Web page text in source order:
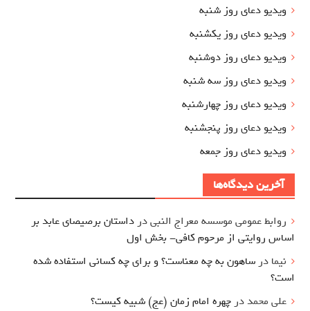
ویدیو دعای روز شنبه
ویدیو دعای روز یکشنبه
ویدیو دعای روز دوشنبه
ویدیو دعای روز سه شنبه
ویدیو دعای روز چهارشنبه
ویدیو دعای روز پنجشنبه
ویدیو دعای روز جمعه
آخرین دیدگاه‌ها
روابط عمومی موسسه معراج النبیدر داستان برصیصای عابد بر
اساس روایتی از مرحوم کافی- بخش اول
نیما در ساهون به چه معناست؟ و برای چه کسانی استفاده شده
است؟
علی محمددر چهره امام زمان (عج) شبیه کیست؟